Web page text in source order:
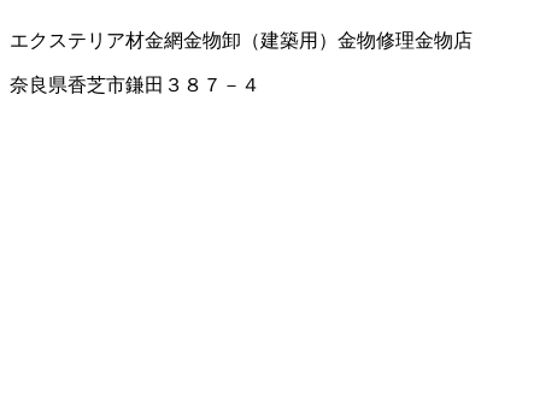
エクステリア材金網金物卸（建築用） 金物修理金物店
奈良県香芝市鎌田３８７－４